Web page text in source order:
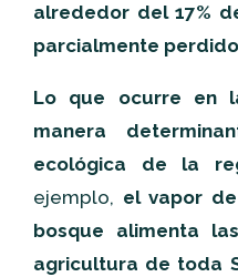
alrededor del 17%
parcialmente
Lo que ocurre en
manera
ecológica de la
ejemplo, el vapor
bosque alimenta
agricultura de toda